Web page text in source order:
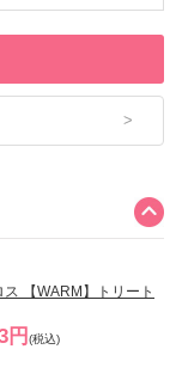
【WARM】トリート
円 (税込)